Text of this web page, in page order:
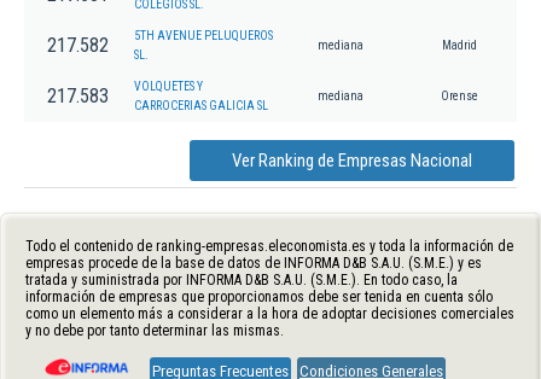
COLEGIOS SL.
217.582
5TH AVENUE PELUQUEROS
SL.
mediana Madrid
217.583
VOLQUETES Y
CARROCERIAS GALICIA SL
mediana Orense
Ver Ranking de Empresas Nacional
Todo el contenido de ranking-empresas.eleconomista.es y toda la información de
empresas procede de la base de datos de INFORMA D&B S.A.U. (S.M.E.) y es
tratada y suministrada por INFORMA D&B S.A.U. (S.M.E.). En todo caso, la
información de empresas que proporcionamos debe ser tenida en cuenta sólo
como un elemento más a considerar a la hora de adoptar decisiones comerciales
y no debe por tanto determinar las mismas.
Preguntas Frecuentes Condiciones Generales